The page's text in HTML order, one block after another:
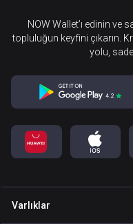
NOW Wallet’ı edinin ve
topluluğun keyfini çıkarın.
yolu,
Varlıklar